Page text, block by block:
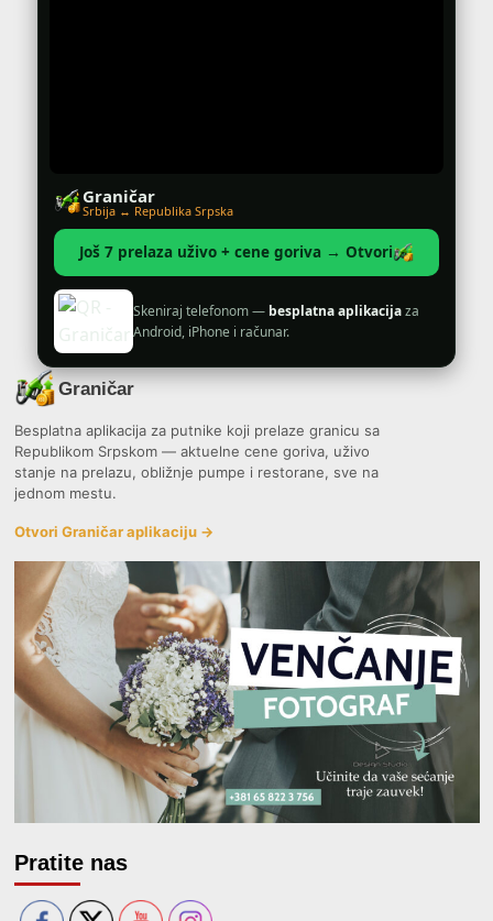
Graničar
Srbija ↔ Republika Srpska
Još 7 prelaza uživo + cene goriva → Otvori
Skeniraj telefonom — besplatna aplikacijaza
Android, iPhone i računar.
Graničar
Besplatna aplikacija za putnike koji prelaze granicu sa
Republikom Srpskom — aktuelne cene goriva, uživo
stanje na prelazu, obližnje pumpe i restorane, sve na
jednom mestu.
Otvori Graničar aplikaciju →
Pratite nas